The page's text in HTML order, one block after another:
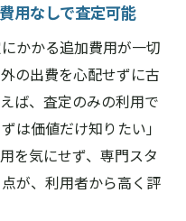
用なしで査定可能
かかる追加費用が一切
の出費を心配せずに古
ば、査定のみの利用で
は価値だけ知りたい」
を気にせず、専門スタ
が、利用者から高く評